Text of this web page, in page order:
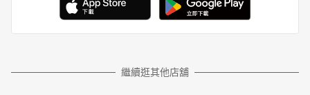
繼續逛其他店舖